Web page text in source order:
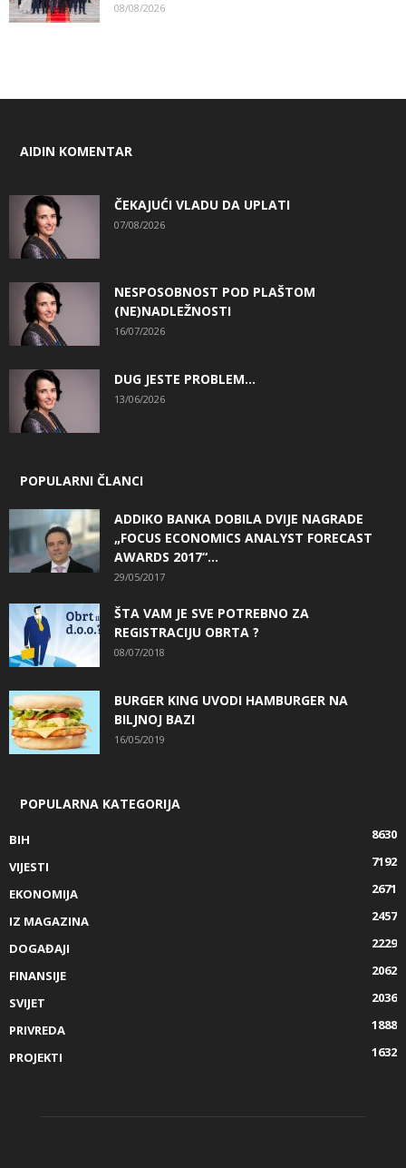
08/08/2026
AIDIN KOMENTAR
ČEKAJUĆI VLADU DA UPLATI
07/08/2026
NESPOSOBNOST POD PLAŠTOM
(NE)NADLEŽNOSTI
16/07/2026
DUG JESTE PROBLEM…
13/06/2026
POPULARNI ČLANCI
ADDIKO BANKA DOBILA DVIJE NAGRADE
„FOCUS ECONOMICS ANALYST FORECAST
AWARDS 2017“...
29/05/2017
ŠTA VAM JE SVE POTREBNO ZA
REGISTRACIJU OBRTA ?
08/07/2018
BURGER KING UVODI HAMBURGER NA
BILJNOJ BAZI
16/05/2019
POPULARNA KATEGORIJA
BIH
8630
VIJESTI
7192
EKONOMIJA
2671
IZ MAGAZINA
2457
DOGAĐAJI
2229
FINANSIJE
2062
SVIJET
2036
PRIVREDA
1888
PROJEKTI
1632